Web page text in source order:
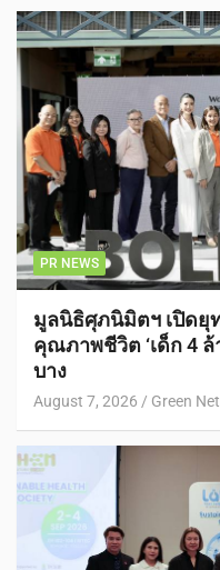
PR NEWS
มูลนิธิศุภนิมิตฯ เปิดยุ
คุณภาพชีวิต ‘เด็ก 4
บาง
August 7, 2026 Green